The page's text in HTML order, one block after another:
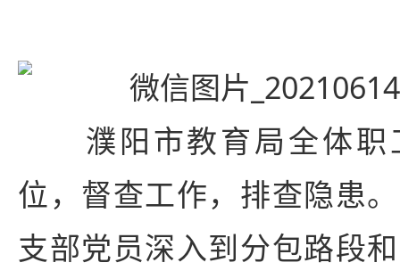
濮阳市教育局全体职
位，督查工作，排查隐患
支部党员深入到分包路段